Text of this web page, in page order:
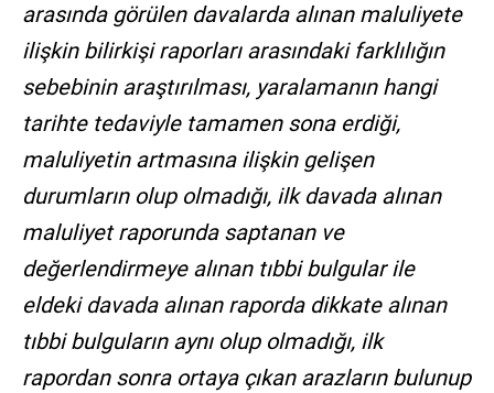
arasında görülen davalarda alınan maluliyete
ilişkin bilirkişi raporları arasındaki farklılığın
sebebinin araştırılması, yaralamanın hangi
tarihte tedaviyle tamamen sona erdiği,
maluliyetin artmasına ilişkin gelişen
durumların olup olmadığı, ilk davada alınan
maluliyet raporunda saptanan ve
değerlendirmeye alınan tıbbi bulgular ile
eldeki davada alınan raporda dikkate alınan
tıbbi bulguların aynı olup olmadığı, ilk
rapordan sonra ortaya çıkan arazların bulunup